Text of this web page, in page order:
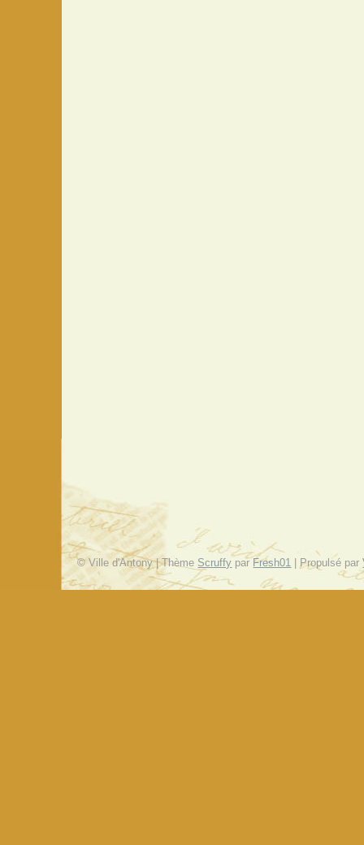
© Ville d'Antony | Thème Scruffy par Fresh01 | Propulsé par